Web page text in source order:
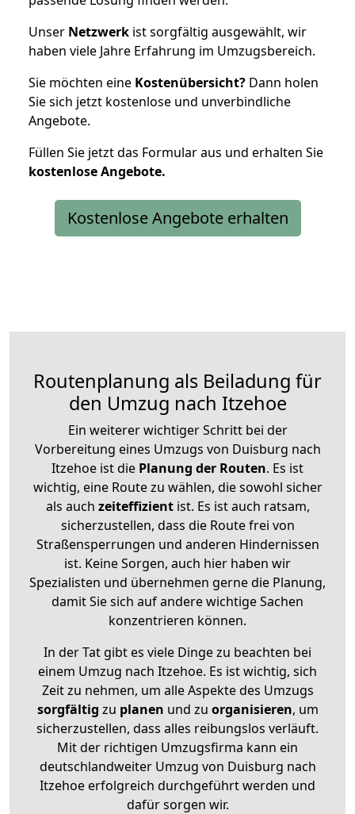
Unser Netzwerk ist sorgfältig ausgewählt, wir
haben viele Jahre Erfahrung im Umzugsbereich.
Sie möchten eine Kostenübersicht? Dann holen
Sie sich jetzt kostenlose und unverbindliche
Angebote.
Füllen Sie jetzt das Formular aus und erhalten Sie
kostenloseAngebote.
Kostenlose Angebote erhalten
Routenplanung als Beiladung für
den Umzug nach Itzehoe
Ein weiterer wichtiger Schritt bei der
Vorbereitung eines Umzugs von Duisburg nach
Itzehoe ist die Planung der Routen. Es ist
wichtig, eine Route zu wählen, die sowohl sicher
als auch zeiteffizientist. Es ist auch ratsam,
sicherzustellen, dass die Route frei von
Straßensperrungen und anderen Hindernissen
ist. Keine Sorgen, auch hier haben wir
Spezialisten und übernehmen gerne die Planung,
damit Sie sich auf andere wichtige Sachen
konzentrieren können.
In der Tat gibt es viele Dinge zu beachten bei
einem Umzug nach Itzehoe. Es ist wichtig, sich
Zeit zu nehmen, um alle Aspekte des Umzugs
sorgfältig zu planen und zu organisieren, um
sicherzustellen, dass alles reibungslos verläuft.
Mit der richtigen Umzugsfirma kann ein
deutschlandweiter Umzug von Duisburg nach
Itzehoe erfolgreich durchgeführt werden und
dafür sorgen wir.